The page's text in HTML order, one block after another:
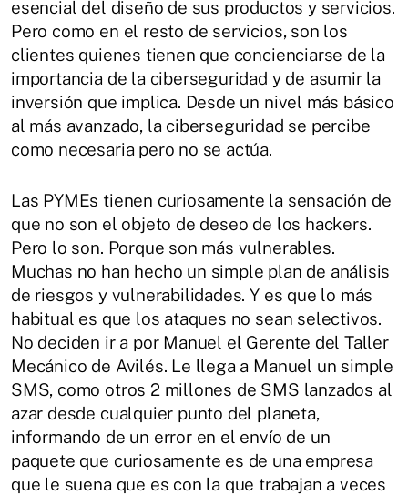
esencial del diseño de sus productos y servicios.
Pero como en el resto de servicios, son los
clientes quienes tienen que concienciarse de la
importancia de la ciberseguridad y de asumir la
inversión que implica. Desde un nivel más básico
al más avanzado, la ciberseguridad se percibe
como necesaria pero no se actúa.
Las PYMEs tienen curiosamente la sensación de
que no son el objeto de deseo de los hackers.
Pero lo son. Porque son más vulnerables.
Muchas no han hecho un simple plan de análisis
de riesgos y vulnerabilidades. Y es que lo más
habitual es que los ataques no sean selectivos.
No deciden ir a por Manuel el Gerente del Taller
Mecánico de Avilés. Le llega a Manuel un simple
SMS, como otros 2 millones de SMS lanzados al
azar desde cualquier punto del planeta,
informando de un error en el envío de un
paquete que curiosamente es de una empresa
que le suena que es con la que trabajan a veces